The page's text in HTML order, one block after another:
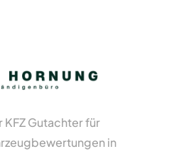
KFZ Gutachter für
in